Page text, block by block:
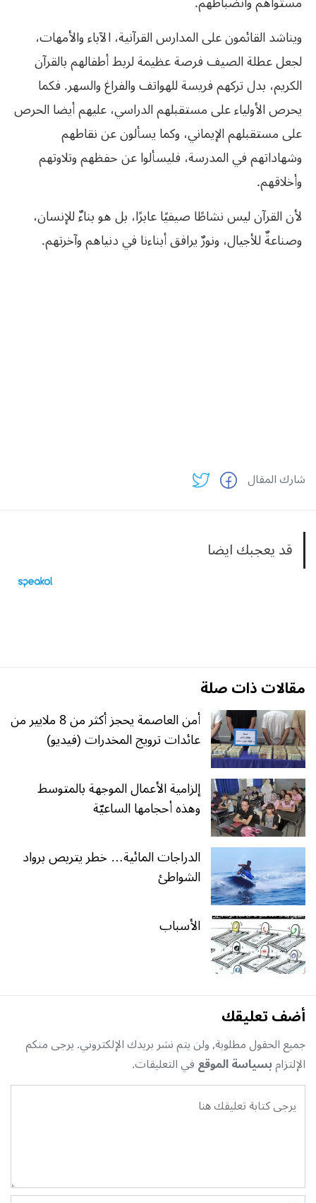
ويناشد القائمون على المدارس القرآنية، الآباء والأمهات،
لجعل عطلة الصيف فرصة عظيمة لربط أطفالهم بالقرآن
الكريم، بدل تركهم فريسة للهواتف والفراغ والسهر. فكما
يحرص الأولياء على مستقبلهم الدراسي، عليهم أيضا الحرص
على مستقبلهم الإيماني، وكما يسألون عن نقاطهم
وشهاداتهم في المدرسة، فليسألوا عن حفظهم وتلاوتهم
وأخلاقهم.
لأن القرآن ليس نشاطًا صيفيًا عابرًا، بل هو بناءٌ للإنسان،
وصناعةٌ للأجيال، ونورٌ يرافق أبناءنا في دنياهم وآخرتهم.
شارك المقال
قد يعجبك ايضا
مقالات ذات صلة
أمن العاصمة يحجز أكثر من 8 ملايير من
عائدات ترويج المخدرات (فيديو)
إلزامية الأعمال الموجهة بالمتوسط
وهذه أحجامها الساعيّة
الدراجات المائية… خطر يتربص برواد
الشواطئ
الأسباب
أضف تعليقك
جميع الحقول مطلوبة, ولن يتم نشر بريدك الإلكتروني. يرجى منكم
الإلتزامبسياسة الموقعفي التعليقات.